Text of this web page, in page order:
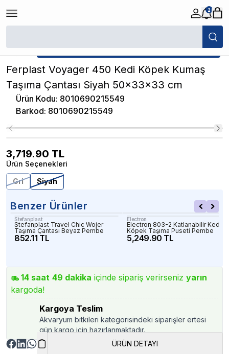
2
/ Ferplast Voyager 450 Kedi Köpek
★ Atakan Petshop, Ferplast yetkili satıcısıdır.
Ferplast Voyager 450 Kedi Köpek Kumaş
Taşıma Çantası Siyah 50x33x33 cm
Ürün Kodu: 8010690215549
Barkod: 8010690215549
3,719.90 TL
Ürün Seçenekleri
Gri
Siyah
Benzer Ürünler
Stefanplast
Stefanplast Travel Chic Wojer
Taşıma Çantası Beyaz Pembe
852.11 TL
Electron
Electron 803-2 Katlanabilir Kedi
Köpek Taşıma Puseti Pembe
5,249.90 TL
14 saat 49 dakika içinde sipariş verirseniz yarın
kargoda!
Kargoya Teslim
Akvaryum bitkileri kategorisindeki siparişler ertesi
gün kargo için hazırlanmaktadır.
ÜRÜN DETAYI